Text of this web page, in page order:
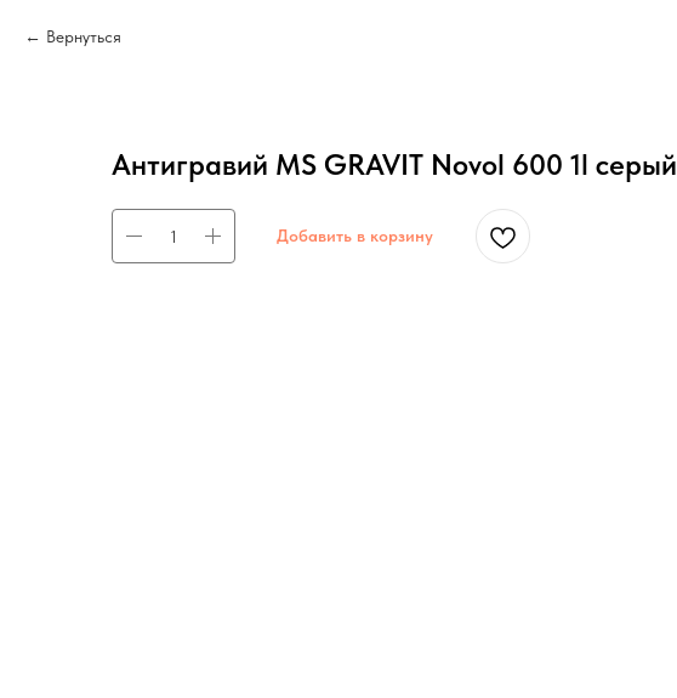
Вернуться
Антигравий MS GRAVIT Novol 600 1l серый
Добавить в корзину